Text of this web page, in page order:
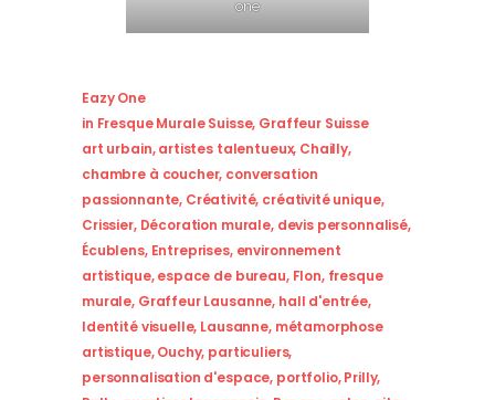
one
Eazy One
in Fresque Murale Suisse, Graffeur Suisse
art urbain,artistes talentueux, Chailly,
chambre à coucher, conversation
passionnante, Créativité, créativité unique,
Crissier, Décoration murale, devis personnalisé,
Écublens, Entreprises, environnement
artistique,espace de bureau, Flon, fresque
murale, Graffeur Lausanne, hall d'entrée,
Identité visuelle, Lausanne, métamorphose
artistique,Ouchy, particuliers,
personnalisation d'espace, portfolio,Prilly,